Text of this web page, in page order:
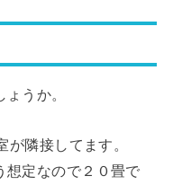
うか。
隣接してます。
想定なので２０畳で